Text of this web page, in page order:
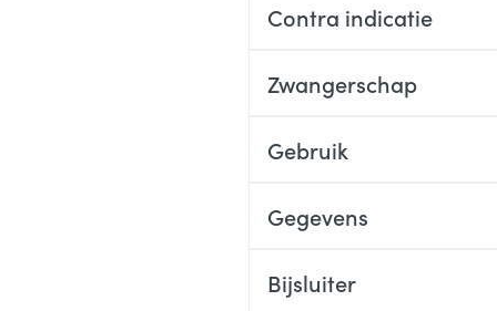
Contra indicatie
Zwangerschap
Gebruik
Gegevens
Bijsluiter